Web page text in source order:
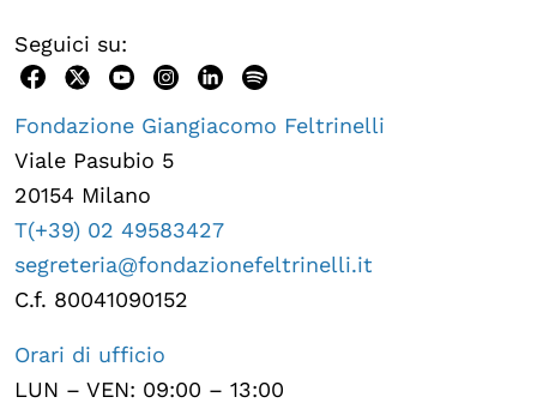
Seguici su:
Fondazione Giangiacomo Feltrinelli
Viale Pasubio 5
20154 Milano
T(+39) 02 49583427
segreteria@fondazionefeltrinelli.it
C.f. 80041090152
Orari di ufficio
LUN – VEN: 09:00 – 13:00